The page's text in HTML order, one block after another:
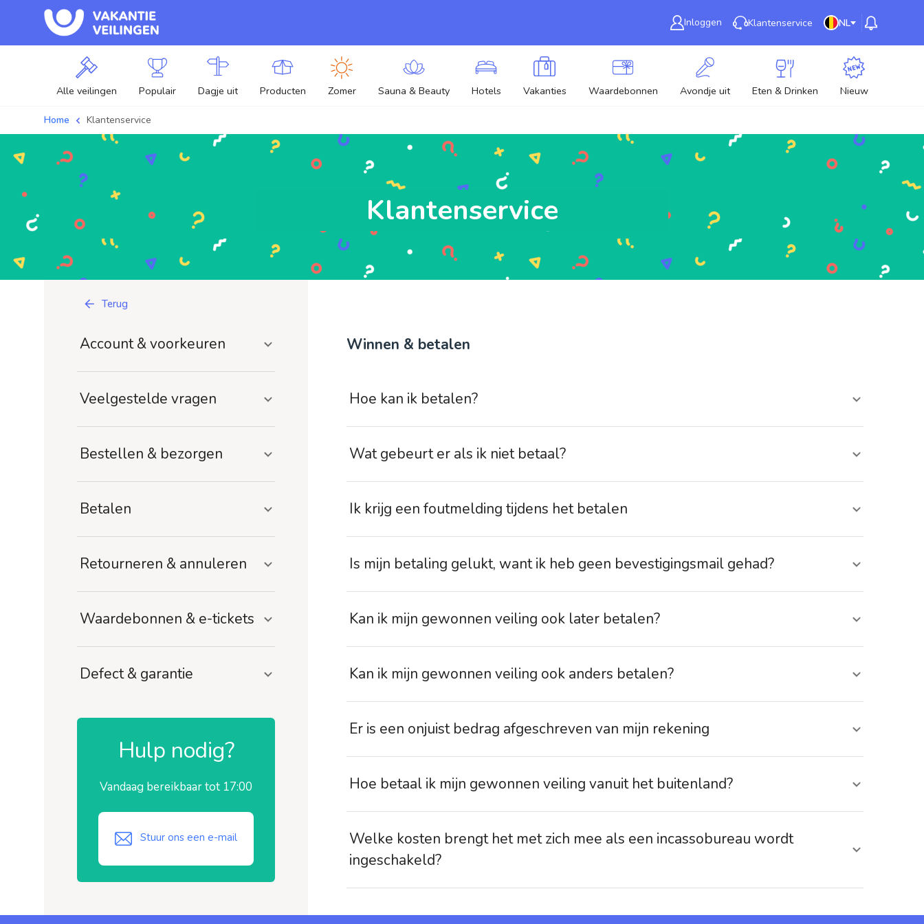
Inloggen Klantenservice NL
Alle veilingen Populair Dagje uit Producten Zomer Sauna & Beauty Hotels Vakanties Waardebonnen Avondje uit Eten & Drinken Nieuw
Home Klantenservice
Klantenservice
Terug
Account & voorkeuren
Veelgestelde vragen
Bestellen & bezorgen
Betalen
Retourneren & annuleren
Waardebonnen & e-tickets
Defect & garantie
Hulp nodig?
Vandaag bereikbaar tot 17:00
Stuur ons een e-mail
Winnen & betalen
Hoe kan ik betalen?
Wat gebeurt er als ik niet betaal?
Ik krijg een foutmelding tijdens het betalen
Is mijn betaling gelukt, want ik heb geen bevestigingsmail gehad?
Kan ik mijn gewonnen veiling ook later betalen?
Kan ik mijn gewonnen veiling ook anders betalen?
Er is een onjuist bedrag afgeschreven van mijn rekening
Hoe betaal ik mijn gewonnen veiling vanuit het buitenland?
Welke kosten brengt het met zich mee als een incassobureau wordt
ingeschakeld?